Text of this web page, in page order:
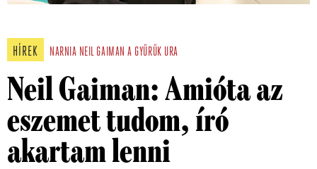
HÍREK NARNIA NEIL GAIMAN A GYŰRŰK URA
Neil Gaiman: Amióta az
eszemet tudom, író
akartam lenni